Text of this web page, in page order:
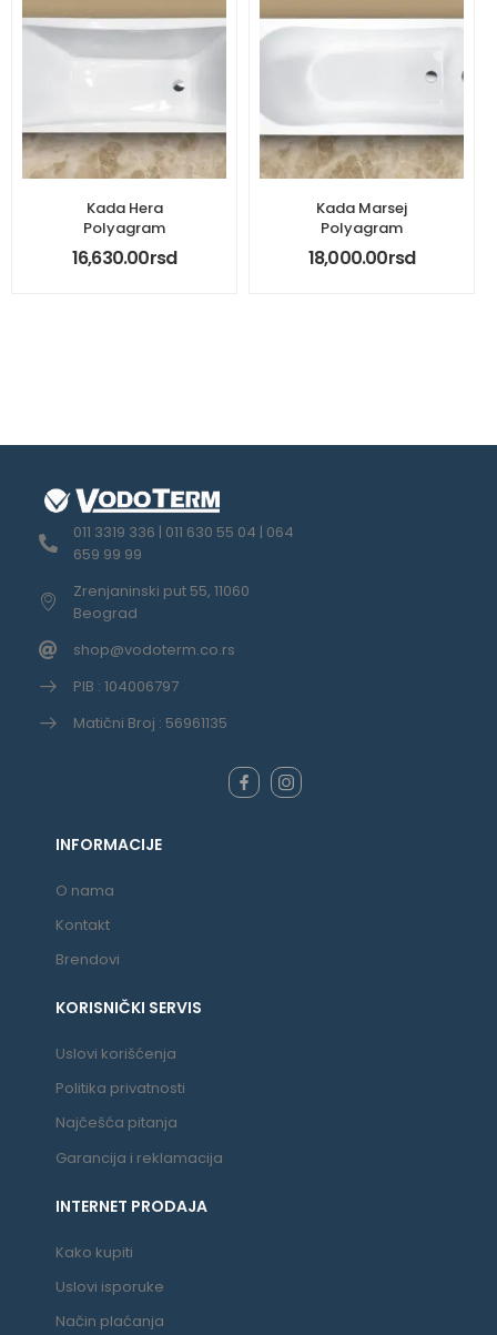
Kada Hera
Polyagram
16,630.00rsd
Kada Marsej
Polyagram
18,000.00rsd
011 3319 336 | 011 630 55 04 | 064
659 99 99
Zrenjaninski put 55, 11060
Beograd
shop@vodoterm.co.rs
PIB : 104006797
Matični Broj : 56961135
INFORMACIJE
O nama
Kontakt
Brendovi
KORISNIČKI SERVIS
Uslovi korišćenja
Politika privatnosti
Najčešća pitanja
Garancija i reklamacija
INTERNET PRODAJA
Kako kupiti
Uslovi isporuke
Način plaćanja